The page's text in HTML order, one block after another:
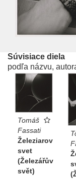
Súvisiace diela
podľa názvu,
Tomáš
Fassati
Železiarov
svet
(Železářův
svět)